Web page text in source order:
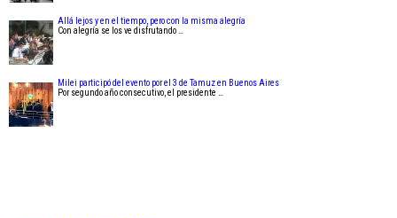
Allá lejos y en el tiempo, pero con la misma alegría
Con alegría se los ve disfrutando …
Milei participó del evento por el 3 de Tamuz en Buenos Aires
Por segundo año consecutivo, el presidente …